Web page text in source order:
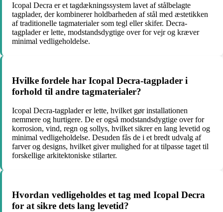
Icopal Decra er et tagdækningssystem lavet af stålbelagte
tagplader, der kombinerer holdbarheden af stål med æstetikken
af traditionelle tagmaterialer som tegl eller skifer. Decra-
tagplader er lette, modstandsdygtige over for vejr og kræver
minimal vedligeholdelse.
Hvilke fordele har Icopal Decra-tagplader i
forhold til andre tagmaterialer?
Icopal Decra-tagplader er lette, hvilket gør installationen
nemmere og hurtigere. De er også modstandsdygtige over for
korrosion, vind, regn og sollys, hvilket sikrer en lang levetid og
minimal vedligeholdelse. Desuden fås de i et bredt udvalg af
farver og designs, hvilket giver mulighed for at tilpasse taget til
forskellige arkitektoniske stilarter.
Hvordan vedligeholdes et tag med Icopal Decra
for at sikre dets lang levetid?